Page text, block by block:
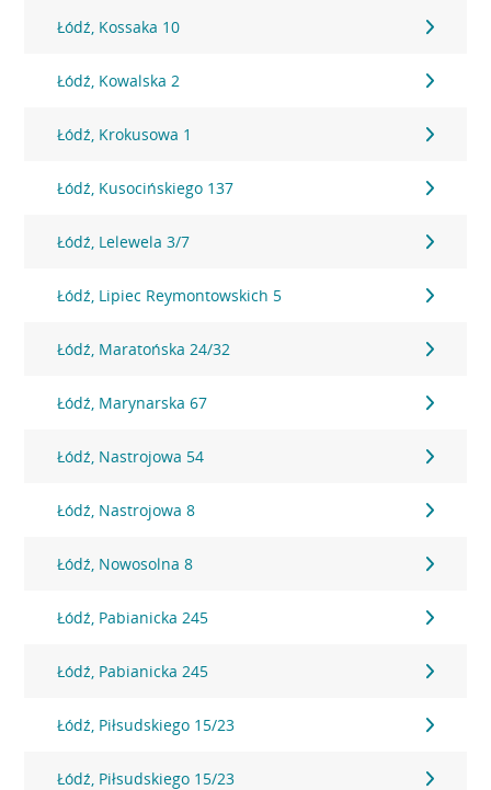
Łódź, Kossaka 10
Łódź, Kowalska 2
Łódź, Krokusowa 1
Łódź, Kusocińskiego 137
Łódź, Lelewela 3/7
Łódź, Lipiec Reymontowskich 5
Łódź, Maratońska 24/32
Łódź, Marynarska 67
Łódź, Nastrojowa 54
Łódź, Nastrojowa 8
Łódź, Nowosolna 8
Łódź, Pabianicka 245
Łódź, Pabianicka 245
Łódź, Piłsudskiego 15/23
Łódź, Piłsudskiego 15/23